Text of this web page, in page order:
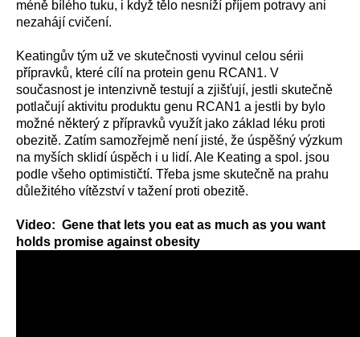
méně bílého tuku, i když tělo nesníží příjem potravy ani
nezahájí cvičení.
Keatingův tým už ve skutečnosti vyvinul celou sérii
přípravků, které cílí na protein genu RCAN1. V
současnost je intenzivně testují a zjišťují, jestli skutečně
potlačují aktivitu produktu genu RCAN1 a jestli by bylo
možné některý z přípravků využít jako základ léku proti
obezitě. Zatím samozřejmě není jisté, že úspěšný výzkum
na myších sklidí úspěch i u lidí. Ale Keating a spol. jsou
podle všeho optimističtí. Třeba jsme skutečně na prahu
důležitého vítězství v tažení proti obezitě.
Video: Gene that lets you eat as much as you want
holds promise against obesity